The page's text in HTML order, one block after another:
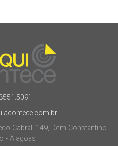
Cabral, 149, Dom Constantino.
- Alagoas